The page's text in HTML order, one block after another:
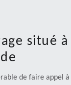
situé
de faire appel